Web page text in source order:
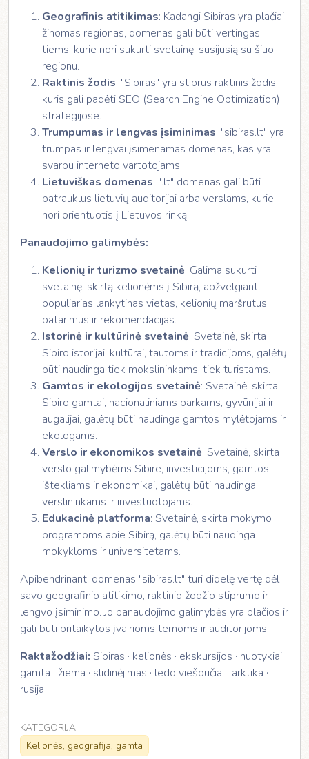
Geografinis atitikimas: Kadangi Sibiras yra plačiai
žinomas regionas, domenas gali būti vertingas
tiems, kurie nori sukurti svetainę, susijusią su šiuo
regionu.
Raktinis žodis: "Sibiras" yra stiprus raktinis žodis,
kuris gali padėti SEO (Search Engine Optimization)
strategijose.
Trumpumas ir lengvas įsiminimas: "sibiras.lt" yra
trumpas ir lengvai įsimenamas domenas, kas yra
svarbu interneto vartotojams.
Lietuviškas domenas: ".lt" domenas gali būti
patrauklus lietuvių auditorijai arba verslams, kurie
nori orientuotis į Lietuvos rinką.
Panaudojimo galimybės:
Kelionių ir turizmo svetainė: Galima sukurti
svetainę, skirtą kelionėms į Sibirą, apžvelgiant
populiarias lankytinas vietas, kelionių maršrutus,
patarimus ir rekomendacijas.
Istorinė ir kultūrinė svetainė: Svetainė, skirta
Sibiro istorijai, kultūrai, tautoms ir tradicijoms, galėtų
būti naudinga tiek mokslininkams, tiek turistams.
Gamtos ir ekologijos svetainė: Svetainė, skirta
Sibiro gamtai, nacionaliniams parkams, gyvūnijai ir
augalijai, galėtų būti naudinga gamtos mylėtojams ir
ekologams.
Verslo ir ekonomikos svetainė: Svetainė, skirta
verslo galimybėms Sibire, investicijoms, gamtos
ištekliams ir ekonomikai, galėtų būti naudinga
verslininkams ir investuotojams.
Edukacinė platforma: Svetainė, skirta mokymo
programoms apie Sibirą, galėtų būti naudinga
mokykloms ir universitetams.
Apibendrinant, domenas "sibiras.lt" turi didelę vertę dėl
savo geografinio atitikimo, raktinio žodžio stiprumo ir
lengvo įsiminimo. Jo panaudojimo galimybės yra plačios ir
gali būti pritaikytos įvairioms temoms ir auditorijoms.
Raktažodžiai: Sibiras · kelionės · ekskursijos · nuotykiai ·
gamta · žiema · slidinėjimas · ledo viešbučiai · arktika ·
rusija
KATEGORIJA
Kelionės, geografija, gamta